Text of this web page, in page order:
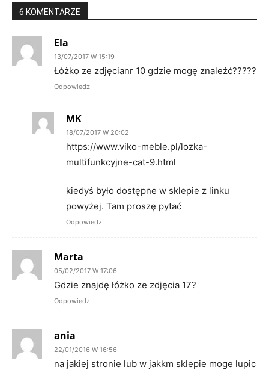
6 KOMENTARZE
Ela
13/07/2017 W 15:19
Łóżko ze zdjęcianr 10 gdzie mogę znaleźć?????
Odpowiedz
MK
18/07/2017 W 20:02
https://www.viko-meble.pl/lozka-
multifunkcyjne-cat-9.html
kiedyś było dostępne w sklepie z linku
powyżej. Tam proszę pytać
Odpowiedz
Marta
05/02/2017 W 17:06
Gdzie znajdę łóżko ze zdjęcia 17?
Odpowiedz
ania
22/01/2016 W 16:56
na jakiej stronie lub w jakkm sklepie moge lupic